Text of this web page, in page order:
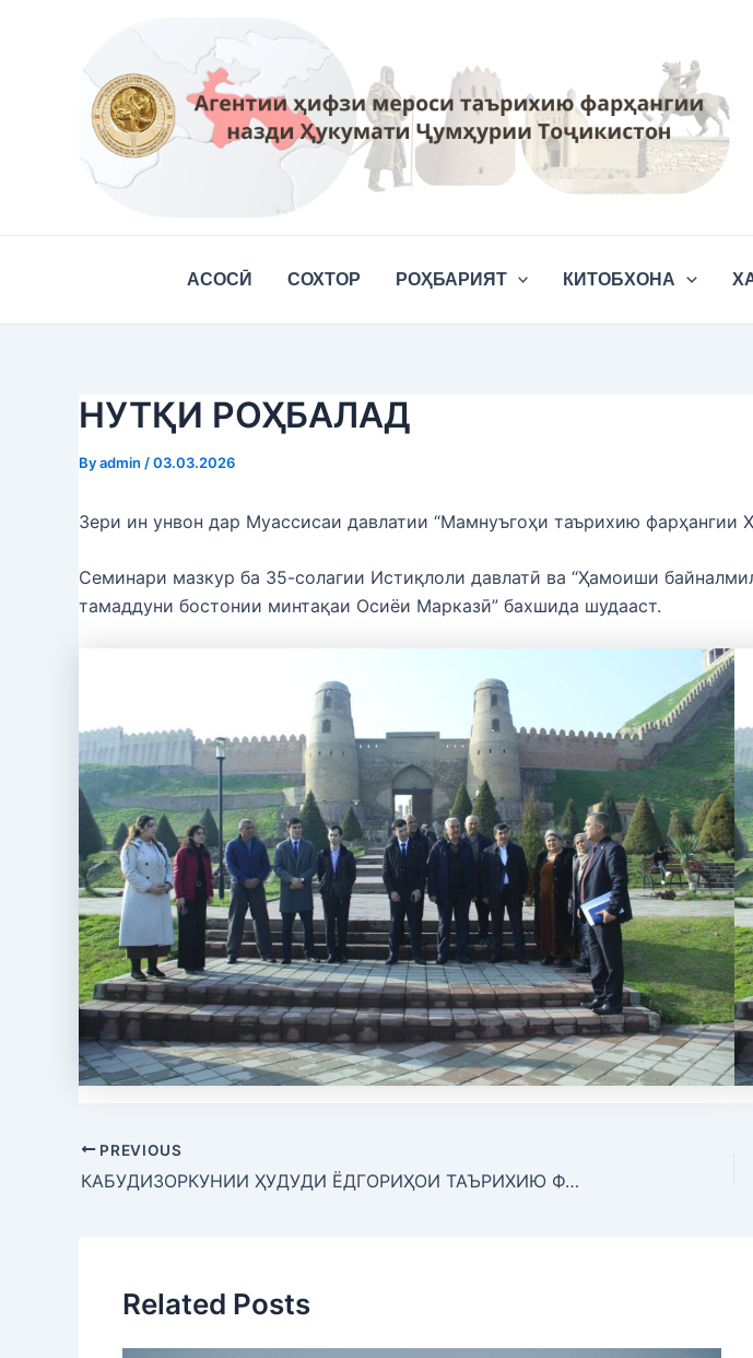
АСОСӢ СОХТОР РОҲБАРИЯТ КИТОБХОНА
НУТҚИ РОҲБАЛАД
Byadmin /03.03.2026
Зери ин унвон дар Муассисаи давлатии “Мамнуъгоҳи таърихию фарҳангии
Семинари мазкур ба 35-солагии Истиқлоли давлатӣ ва “Ҳамоиши
тамаддуни бостонии минтақаи Осиёи Марказӣ” бахшида шудааст.
PREVIOUS
КАБУДИЗОРКУНИИ ҲУДУДИ ЁДГОРИҲОИ ТАЪРИХИЮ ФАРҲАНГИИ ВИЛОЯТИ ХАТЛОН
Related Posts